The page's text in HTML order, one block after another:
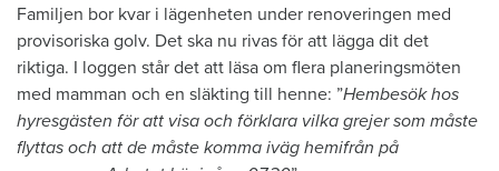
Familjen bor kvar i lägenheten under renoveringen med
provisoriska golv. Det ska nu rivas för att lägga dit det
riktiga. I loggen står det att läsa om flera planeringsmöten
med mamman och en släkting till henne: ”Hembesök hos
hyresgästen för att visa och förklara vilka grejer som måste
flyttas och att de måste komma iväg hemifrån på